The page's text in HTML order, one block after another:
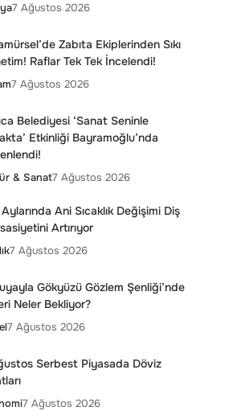
7 Ağustos 2026
Zabıta Ekiplerinden Sıkı
Raflar Tek Tek İncelendi!
7 Ağustos 2026
Belediyesi ‘Sanat Seninle
Etkinliği Bayramoğlu’nda
& Sanat7 Ağustos 2026
Ani Sıcaklık Değişimi Diş
Artırıyor
7 Ağustos 2026
Gökyüzü Gözlem Şenliği’nde
Neler Bekliyor?
7 Ağustos 2026
Serbest Piyasada Döviz
7 Ağustos 2026